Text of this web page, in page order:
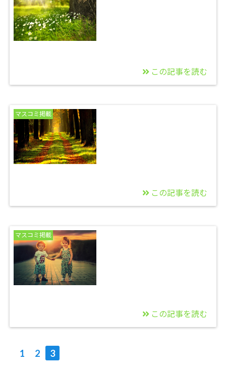
ルでも勝ちました！！
この記事を読む
マスコミ掲載
さんと逢ってきました
＾０＾
この記事を読む
マスコミ掲載
私がビッグ・トゥモロ
ゥに掲載されました！
この記事を読む
1 2 3